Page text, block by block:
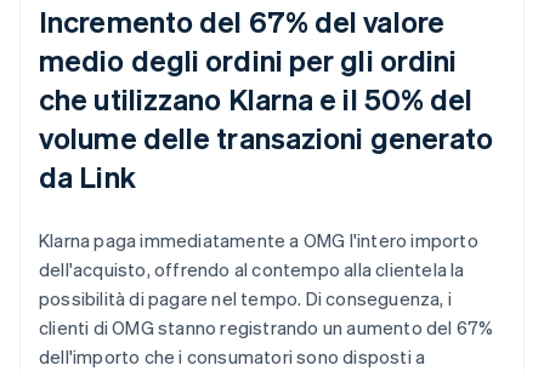
Incremento del 67% del valore
medio degli ordini per gli ordini
che utilizzano Klarna e il 50% del
volume delle transazioni generato
da Link
Klarna paga immediatamente a OMG l'intero importo
dell'acquisto, offrendo al contempo alla clientela la
possibilità di pagare nel tempo. Di conseguenza, i
clienti di OMG stanno registrando un aumento del 67%
dell'importo che i consumatori sono disposti a